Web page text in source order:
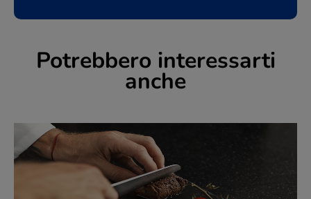
Potrebbero interessarti
anche